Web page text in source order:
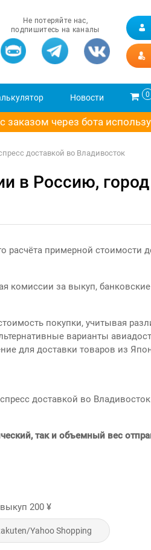
Не потеряйте нас,
подпишитесь на каналы
Новости 0
через бота
доставкой во Владивосток
в Россию,
расчёта примерной стоимости
комиссии за выкуп,
покупки, учитывая
варианты
для доставки товаров из
доставкой во
так и объемный вес
200 ¥